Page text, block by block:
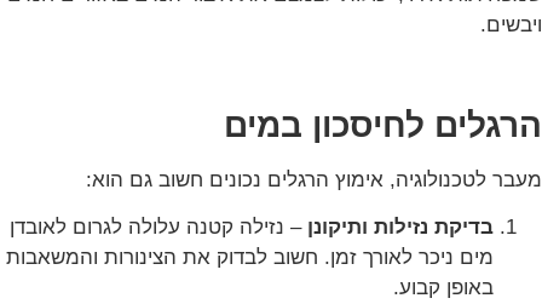
ויבשים.
הרגלים לחיסכון במים
מעבר לטכנולוגיה, אימוץ הרגלים נכונים חשוב גם הוא:
בדיקת נזילות ותיקונן – נזילה קטנה עלולה לגרום לאובדן
מים ניכר לאורך זמן. חשוב לבדוק את הצינורות והמשאבות
באופן קבוע.